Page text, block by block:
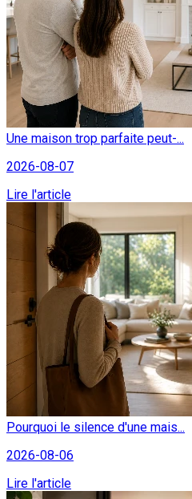
Une maison trop parfaite peut-...
2026-08-07
Lire l'article
Pourquoi le silence d'une mais...
2026-08-06
Lire l'article